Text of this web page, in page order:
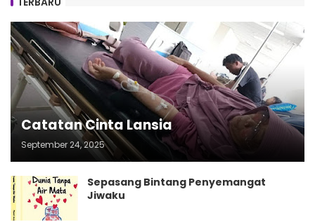
Catatan Cinta Lansia
September 24, 2025
Sepasang Bintang Penyemangat
Jiwaku